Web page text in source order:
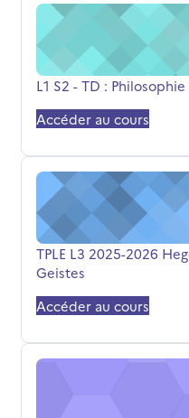
L1 S2 - TD : Philosophie
Nom du cours
L1 S2 - TD :
Accéder au cours
TPLE L3 2025-2026
Nom du cours
TPLE L3 2025-2026
Geistes
Accéder au cours
L3 - Philosophie